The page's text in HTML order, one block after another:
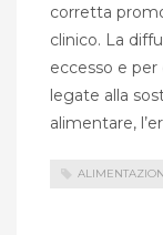
corretta
clinico. La
eccesso e
legate alla
alimentare,